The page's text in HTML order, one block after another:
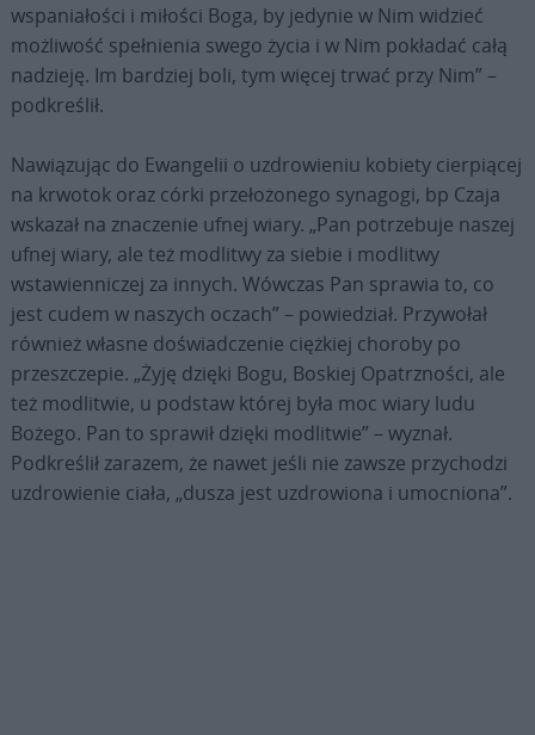
wspaniałości i miłości Boga, by jedynie w Nim widzieć
możliwość spełnienia swego życia i w Nim pokładać całą
nadzieję. Im bardziej boli, tym więcej trwać przy Nim” –
podkreślił.
Nawiązując do Ewangelii o uzdrowieniu kobiety cierpiącej
na krwotok oraz córki przełożonego synagogi, bp Czaja
wskazał na znaczenie ufnej wiary. „Pan potrzebuje naszej
ufnej wiary, ale też modlitwy za siebie i modlitwy
wstawienniczej za innych. Wówczas Pan sprawia to, co
jest cudem w naszych oczach” – powiedział. Przywołał
również własne doświadczenie ciężkiej choroby po
przeszczepie. „Żyję dzięki Bogu, Boskiej Opatrzności, ale
też modlitwie, u podstaw której była moc wiary ludu
Bożego. Pan to sprawił dzięki modlitwie” – wyznał.
Podkreślił zarazem, że nawet jeśli nie zawsze przychodzi
uzdrowienie ciała, „dusza jest uzdrowiona i umocniona”.